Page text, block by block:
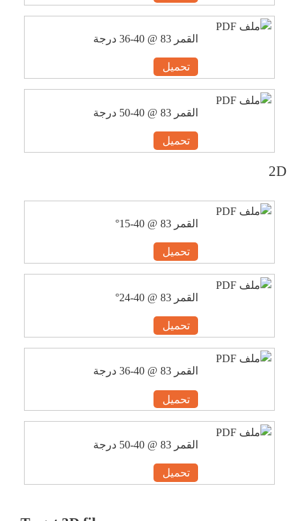
القمر 83 @ 40-36 درجة
تحميل
القمر 83 @ 40-50 درجة
تحميل
2D
القمر 83 @ 40-15°
تحميل
القمر 83 @ 40-24°
تحميل
القمر 83 @ 40-36 درجة
تحميل
القمر 83 @ 40-50 درجة
تحميل